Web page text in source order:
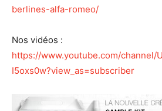
berlines-alfa-romeo/
Nos vidéos :
https://www.youtube.com/channel/
I5oxs0w?view_as=subscriber